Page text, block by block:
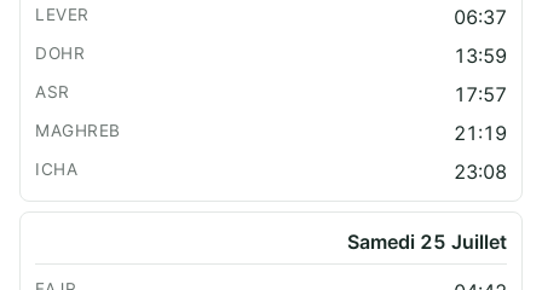
06:37
13:59
17:57
21:19
23:08
Samedi 25 Juillet